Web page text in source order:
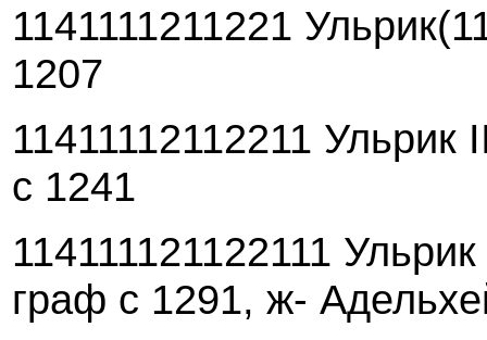
1141111211221
1207
11411112112211
с 1241
114111121122111
граф с 1291, ж-